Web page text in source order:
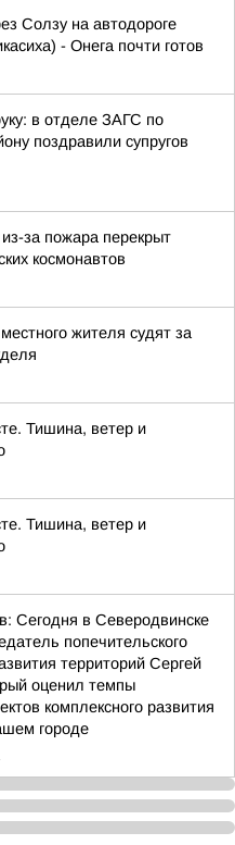
Солзу на автодороге
- Онега почти готов
в отделе ЗАГС по
поздравили супругов
за пожара перекрыт
космонавтов
жителя судят за
Тишина, ветер и
Тишина, ветер и
Сегодня в Северодвинске
попечительского
территорий Сергей
оценил темпы
комплексного развития
городе